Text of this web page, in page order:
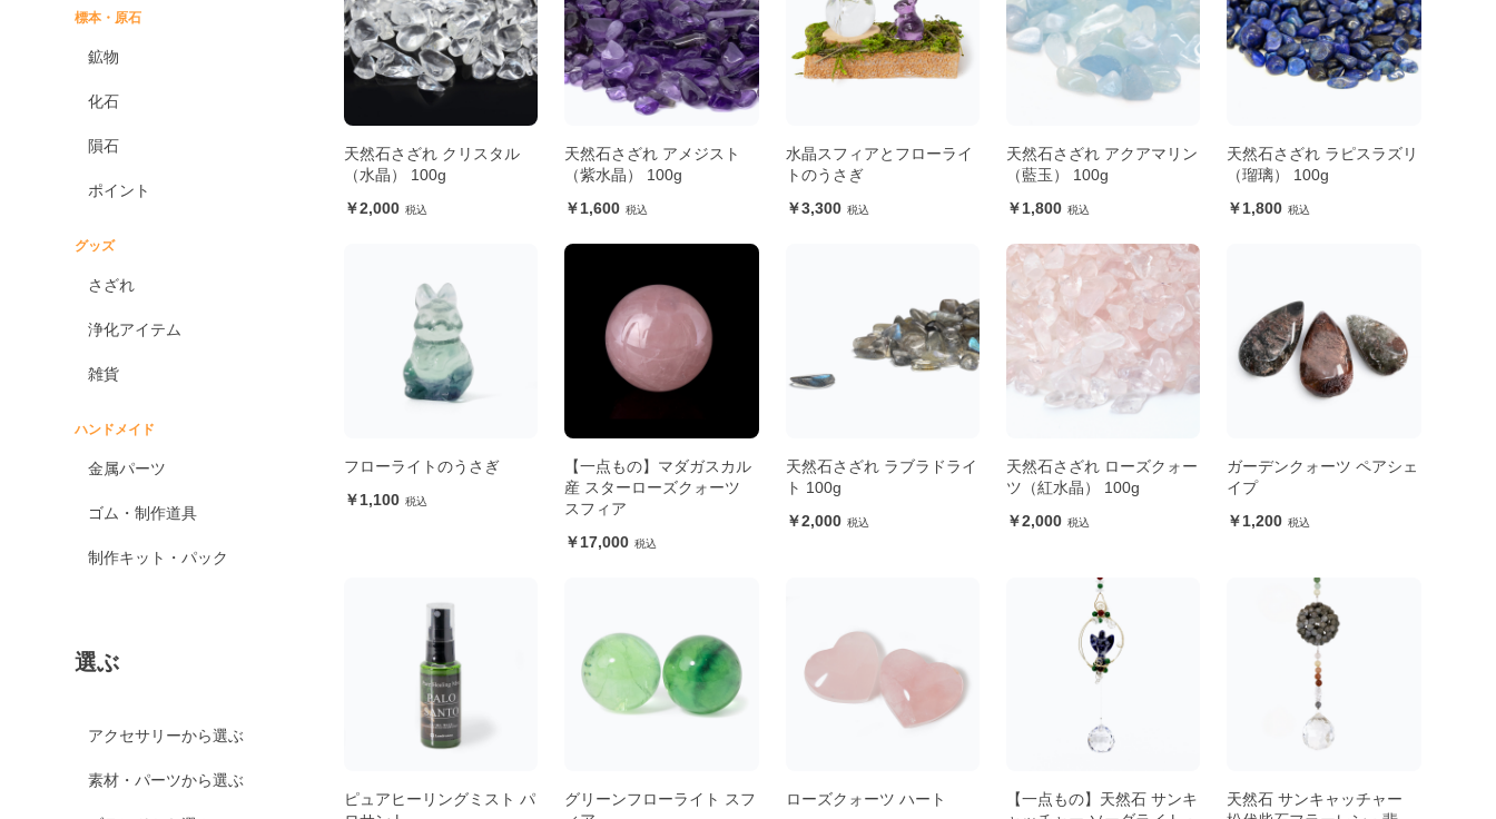
標本・原石
鉱物
化石
隕石
ポイント
グッズ
さざれ
浄化アイテム
雑貨
ハンドメイド
金属パーツ
ゴム・制作道具
制作キット・パック
選ぶ
アクセサリーから選ぶ
素材・パーツから選ぶ
天然石さざれ クリスタル
（水晶） 100g
2,000
天然石さざれ アメジスト
（紫水晶） 100g
1,600
水晶スフィアとフローライ
トのうさぎ
3,300
天然石さざれ アクアマリン
（藍玉） 100g
1,800
天然石さざれ ラピスラズリ
（瑠璃） 100g
1,800
フローライトのうさぎ
1,100
【一点もの】マダガスカル
産 スターローズクォーツ
スフィア
17,000
天然石さざれ ラブラドライ
ト 100g
2,000
天然石さざれ ローズクォー
ツ（紅水晶） 100g
2,000
ガーデンクォーツ ペアシェ
イプ
1,200
ピュアヒーリングミスト パ
グリーンフローライト スフ
ローズクォーツ ハート
【一点もの】天然石 サンキ
天然石 サンキャッチャー